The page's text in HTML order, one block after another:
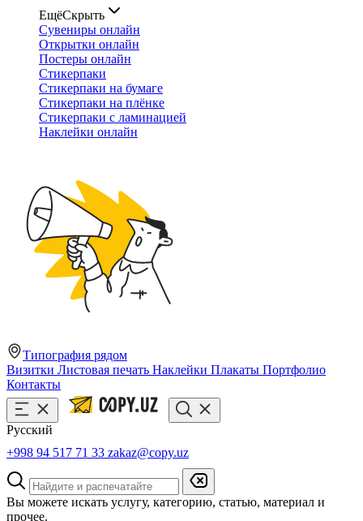
ЕщёСкрыть
Сувениры онлайн
Открытки онлайн
Постеры онлайн
Стикерпаки
Стикерпаки на бумаге
Стикерпаки на плёнке
Стикерпаки с ламинацией
Наклейки онлайн
Типография рядом
Визитки Листовая печать Наклейки Плакаты Портфолио
Контакты
Русский
+998 94 517 71 33 zakaz@copy.uz
Вы можете искать услугу, категорию, статью, материал и
прочее.